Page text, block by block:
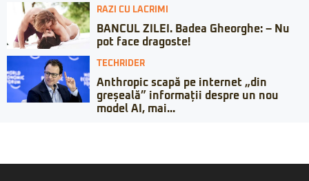
RAZI CU LACRIMI
BANCUL ZILEI. Badea Gheorghe: – Nu
pot face dragoste!
TECHRIDER
Anthropic scapă pe internet „din
greșeală” informații despre un nou
model AI, mai...